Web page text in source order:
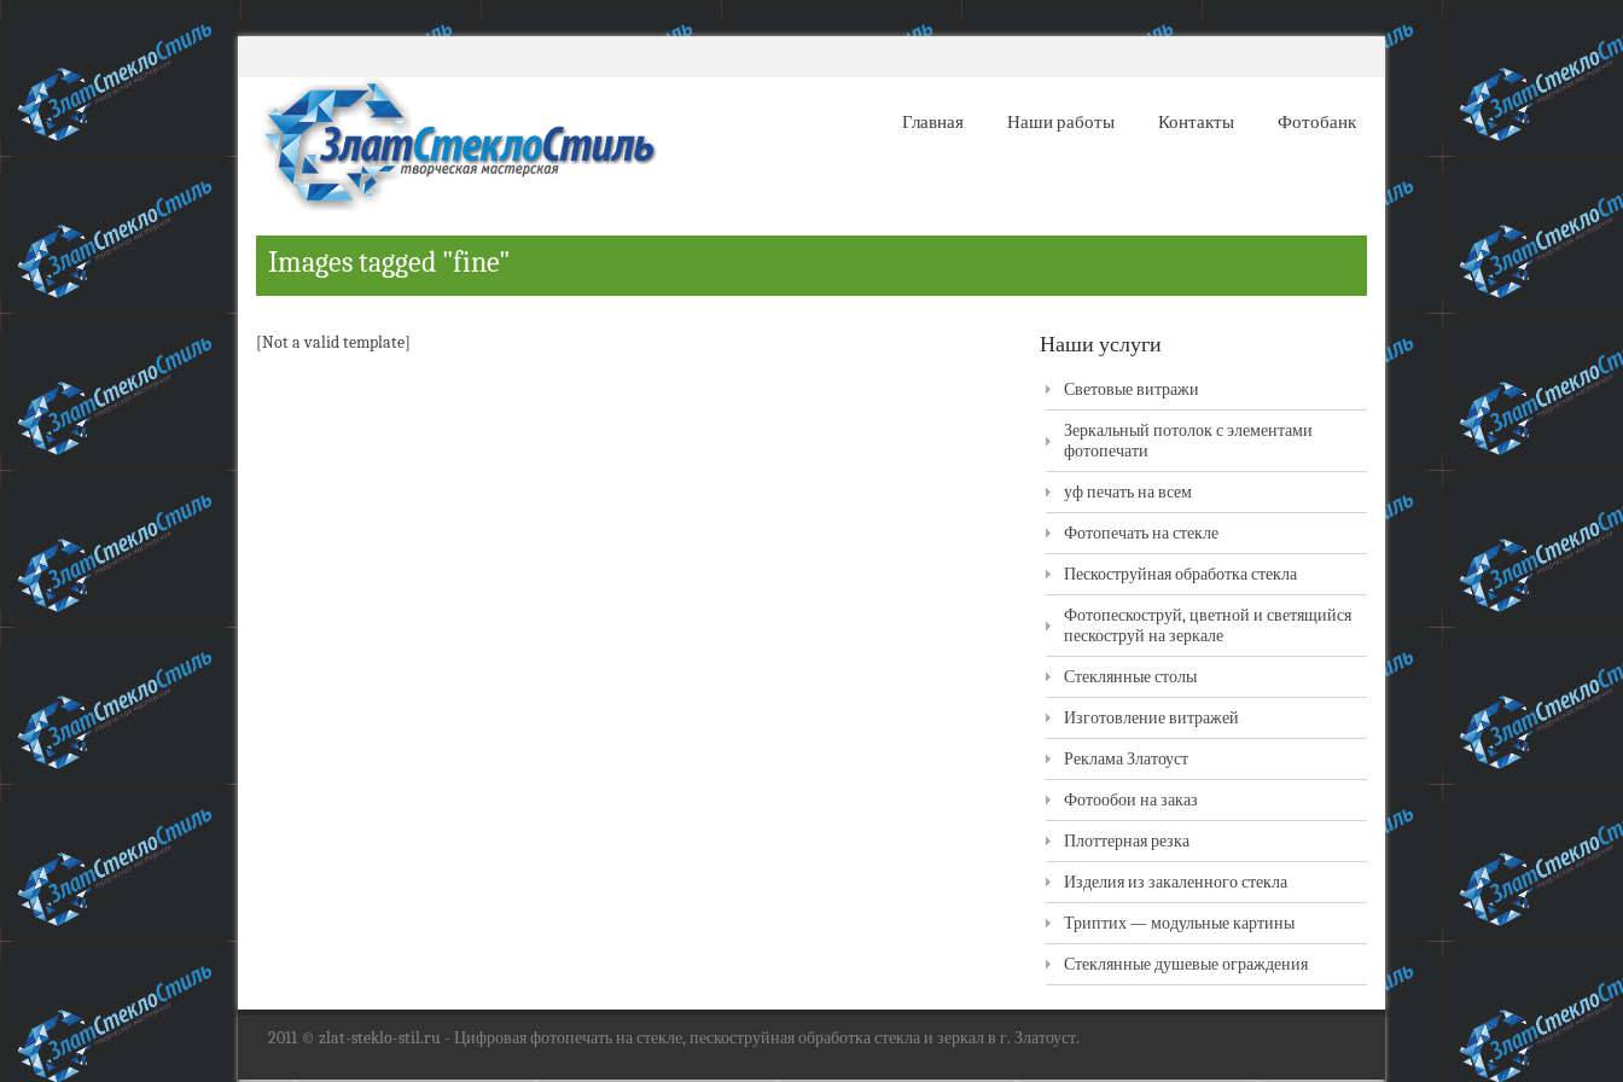
Главная Наши работы Контакты Фотобанк
Images tagged "fine"
[Not a valid template] Наши услуги
Световые витражи
Зеркальный потолок с элементами
фотопечати
уф печать на всем
Фотопечать на стекле
Пескоструйная обработка стекла
Фотопескоструй, цветной и светящийся
пескоструй на зеркале
Стеклянные столы
Изготовление витражей
Реклама Златоуст
Фотообои на заказ
Плоттерная резка
Изделия из закаленного стекла
Триптих — модульные картины
Стеклянные душевые ограждения
2011 © zlat-steklo-stil.ru - Цифровая фотопечать на стекле, пескоструйная обработка стекла и зеркал в г. Златоуст.